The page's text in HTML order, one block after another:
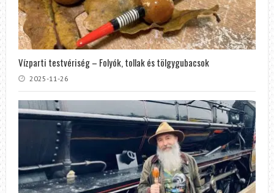
Vízparti testvériség – Folyók, tollak és tölgygubacsok
2025-11-26